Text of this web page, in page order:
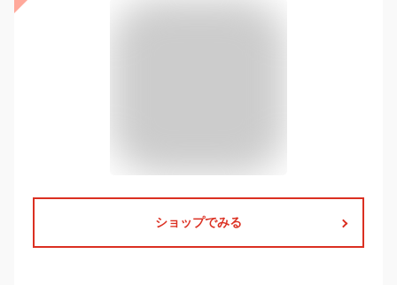
ショップでみる